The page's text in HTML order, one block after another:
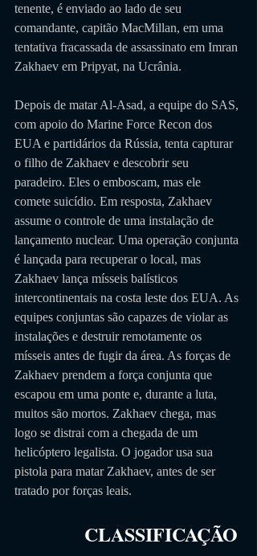
tenente, é enviado ao lado de seu
comandante, capitão MacMillan, em uma
tentativa fracassada de assassinato em Imran
Zakhaev em Pripyat, na Ucrânia.
Depois de matar Al-Asad, a equipe do SAS,
com apoio do Marine Force Recon dos
EUA e partidários da Rússia, tenta capturar
o filho de Zakhaev e descobrir seu
paradeiro. Eles o emboscam, mas ele
comete suicídio. Em resposta, Zakhaev
assume o controle de uma instalação de
lançamento nuclear. Uma operação conjunta
é lançada para recuperar o local, mas
Zakhaev lança mísseis balísticos
intercontinentais na costa leste dos EUA. As
equipes conjuntas são capazes de violar as
instalações e destruir remotamente os
mísseis antes de fugir da área. As forças de
Zakhaev prendem a força conjunta que
escapou em uma ponte e, durante a luta,
muitos são mortos. Zakhaev chega, mas
logo se distrai com a chegada de um
helicóptero legalista. O jogador usa sua
pistola para matar Zakhaev, antes de ser
tratado por forças leais.
CLASSIFICAÇÃO